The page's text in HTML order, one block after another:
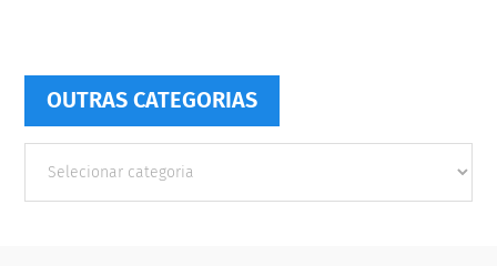
OUTRAS CATEGORIAS
Categorias